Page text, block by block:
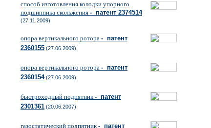
способ изготовления колодки упорного
подшипника скольжения - патент 2374514
(27.11.2009)
опора вертикального ротора - патент
2360155 (27.06.2009)
опора вертикального ротора - патент
2360154(27.06.2009)
быстроходный подпятник- патент
2301361 (20.06.2007)
газостатический подпятник- патент